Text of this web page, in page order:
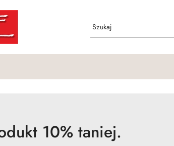
10% taniej.